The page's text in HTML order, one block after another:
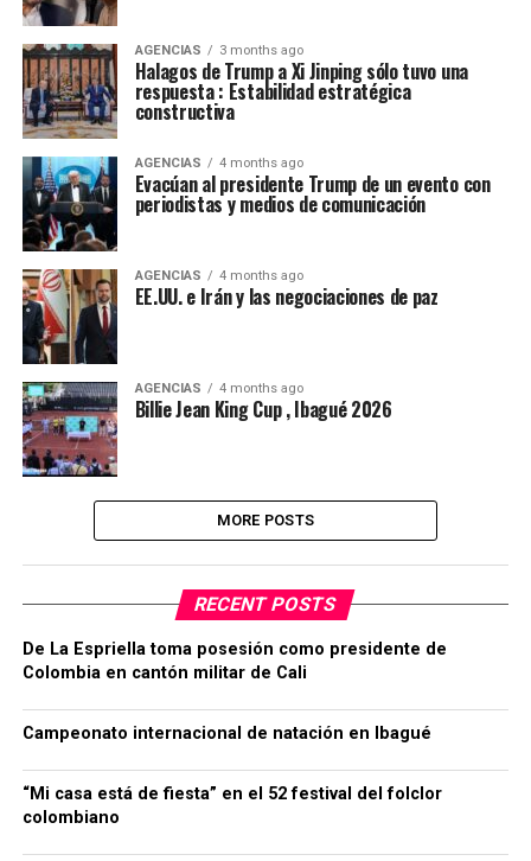
AGENCIAS 3 months ago
Halagos de Trump a Xi Jinping sólo tuvo una
respuesta : Estabilidad estratégica
constructiva
AGENCIAS 4 months ago
Evacúan al presidente Trump de un evento con
periodistas y medios de comunicación
AGENCIAS 4 months ago
EE.UU. e Irán y las negociaciones de paz
AGENCIAS 4 months ago
Billie Jean King Cup , Ibagué 2026
MORE POSTS
RECENT POSTS
De La Espriella toma posesión como presidente de
Colombia en cantón militar de Cali
Campeonato internacional de natación en Ibagué
“Mi casa está de fiesta” en el 52 festival del folclor
colombiano